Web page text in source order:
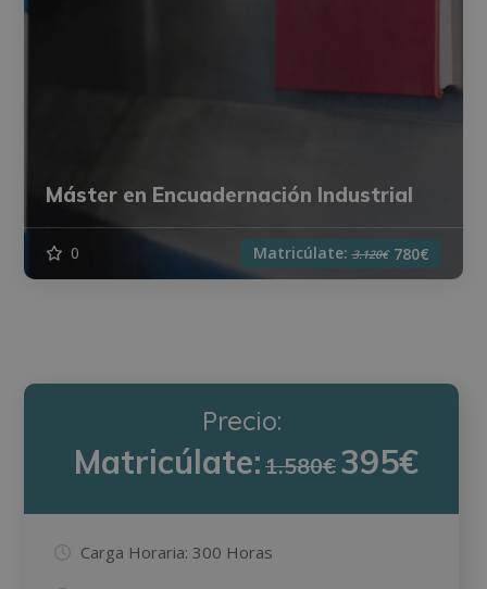
Máster en Encuadernación Industrial
0 Matricúlate:3.120€ 780€
Precio:
Matricúlate:1.580€ 395€
Carga Horaria: 300 Horas